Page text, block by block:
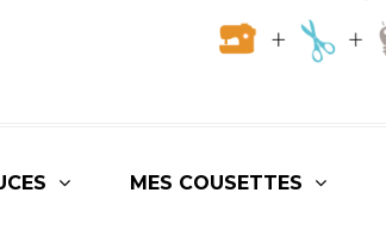
MES COUSETTES